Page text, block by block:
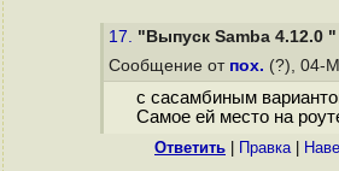
17. "Выпуск Samba 4.12.0 "
Сообщение от пох. (?), 04-
с сасамбиным
Самое ей место на
Ответить Правка|